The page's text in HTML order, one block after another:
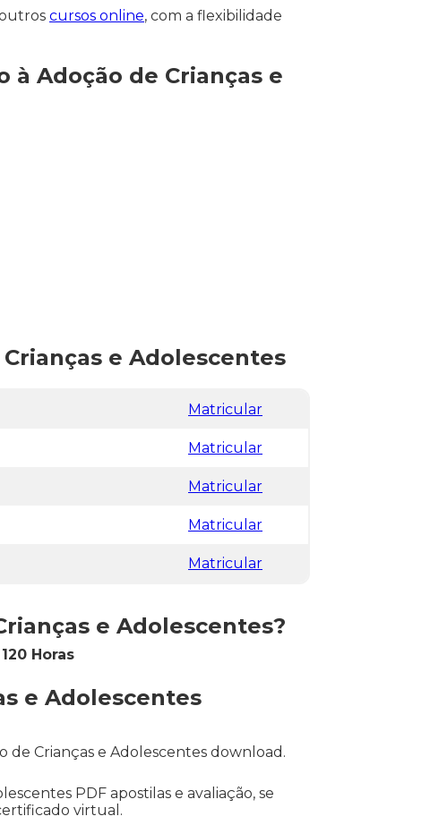
cursos online, com a flexibilidade
Adoção de Crianças e
e Adolescentes
Matricular
Matricular
Matricular
Matricular
Matricular
e Adolescentes?
Horas
e Adolescentes
Crianças e Adolescentes download.
PDF apostilas e avaliação, se
virtual.